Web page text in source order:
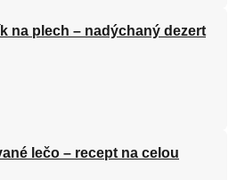
na plech – nadýchaný dezert
lečo – recept na celou